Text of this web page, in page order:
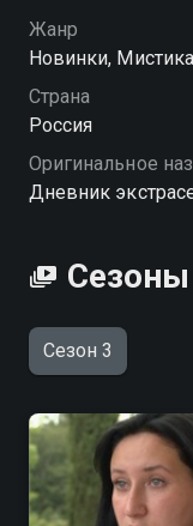
Жанр
Новинки, Мистика
Страна
Россия
Оригинальное
Дневник
Сезон 3